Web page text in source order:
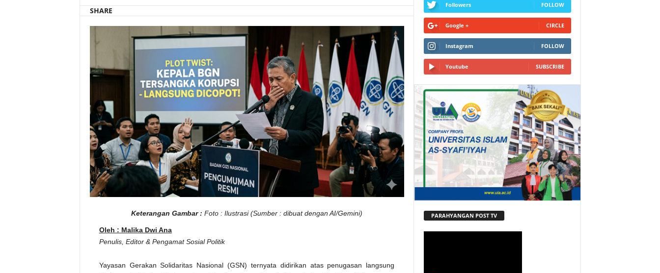
SHARE
Keterangan Gambar : Foto : Ilustrasi (Sumber : dibuat dengan AI/Gemini)
Oleh : Malika Dwi Ana
Penulis, Editor & Pengamat Sosial Politik
Yayasan Gerakan Solidaritas Nasional (GSN) ternyata didirikan atas penugasan langsung
Followers FOLLOW
Google + CIRCLE
Instagram FOLLOW
Youtube SUBSCRIBE
PARAHYANGAN POST TV